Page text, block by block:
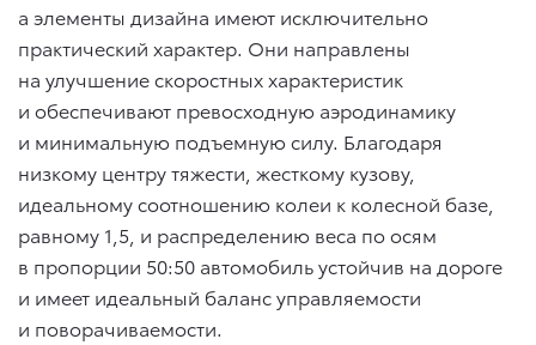
а элементы дизайна имеют исключительно
практический характер. Они направлены
на улучшение скоростных характеристик
и обеспечивают превосходную аэродинамику
и минимальную подъемную силу. Благодаря
низкому центру тяжести, жесткому кузову,
идеальному соотношению колеи к колесной базе,
равному 1,5, и распределению веса по осям
в пропорции 50:50 автомобиль устойчив на дороге
и имеет идеальный баланс управляемости
и поворачиваемости.